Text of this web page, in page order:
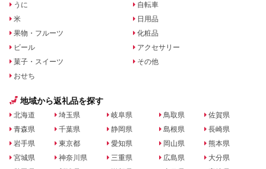
うに
米
果物・フルーツ
ビール
菓子・スイーツ
おせち
自転車
日用品
化粧品
アクセサリー
その他
地域から返礼品を探す
北海道
青森県
岩手県
宮城県
埼玉県
千葉県
東京都
神奈川県
岐阜県
静岡県
愛知県
三重県
鳥取県
島根県
岡山県
広島県
佐賀県
長崎県
熊本県
大分県